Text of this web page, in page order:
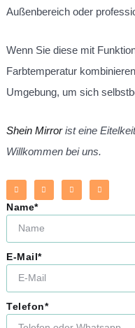
Außenbereich oder
Wenn Sie diese mit
Farbtemperatur
Umgebung, um sich
Shein Mirrorist eine
Willkommen bei uns.
Name*
E-Mail*
Telefon*